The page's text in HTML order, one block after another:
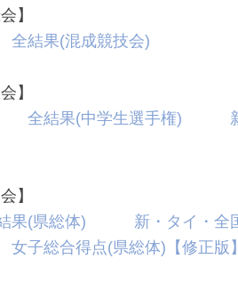
】
全結果(混成競技会)
】
全結果(中学生選手権)
】
果(県総体) 新・タイ・全
女子総合得点(県総体)【修正版】